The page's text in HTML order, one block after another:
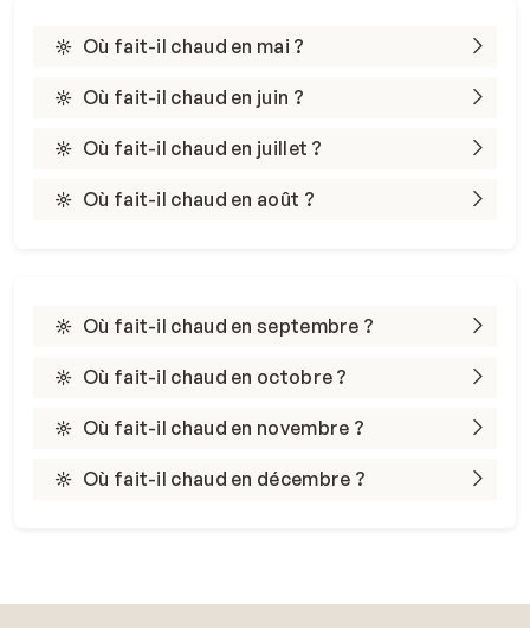
Où fait-il chaud en mai ?
Où fait-il chaud en juin ?
Où fait-il chaud en juillet ?
Où fait-il chaud en août ?
Où fait-il chaud en septembre ?
Où fait-il chaud en octobre ?
Où fait-il chaud en novembre ?
Où fait-il chaud en décembre ?